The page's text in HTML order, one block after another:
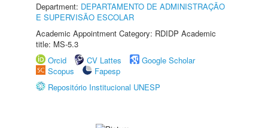
Department: DEPARTAMENTO DE ADMINISTRAÇÃO
E SUPERVISÃO ESCOLAR
Academic Appointment Category: RDIDP Academic
title: MS-5.3
Orcid
CV Lattes
Google Scholar
Scopus
Fapesp
Repositório Institucional UNESP